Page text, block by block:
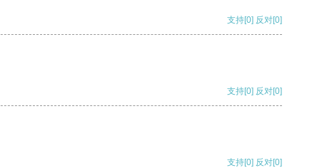
支持[0] 反对[0]
支持[0] 反对[0]
支持[0] 反对[0]